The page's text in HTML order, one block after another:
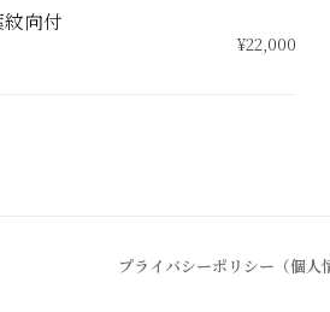
向付
¥22,000
プライバシーポリシー（個人